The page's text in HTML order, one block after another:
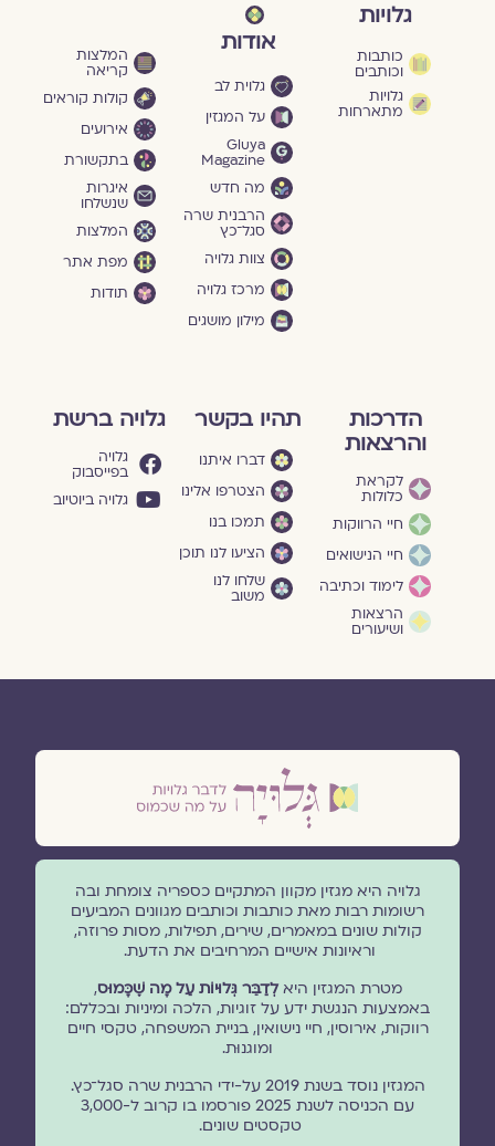
גלויות
כותבות
וכותבים
גלויות
מתארחות
אודות
גלוית לב
על המגזין
Gluya
Magazine
מה חדש
הרבנית שרה
סגל־כץ
צוות גלויה
מרכז גלויה
מילון מושגים
המלצות
קריאה
קולות קוראים
אירועים
בתקשורת
איגרות
שנשלחו
המלצות
מפת אתר
תודות
הדרכות
והרצאות
לקראת
כלולות
חיי הרווקות
חיי הנישואים
לימוד וכתיבה
הרצאות
ושיעורים
תהיו בקשר
דברו איתנו
הצטרפו אלינו
תמכו בנו
הציעו לנו תוכן
שלחו לנו
משוב
גלויה ברשת
גלויה
בפייסבוק
גלויה ביוטיוב
גלויה היא מגזין מקוון המתקיים כספריה צומחת ובה
רשומות רבות מאת כותבות וכותבים מגוונים המביעים
קולות שונים במאמרים, שירים, תפילות, מסות פרוזה,
וראיונות אישיים המרחיבים את הדעת.
מטרת המגזין היאלְדַבֵּר גְּלוּיוֹת עַל מָה שֶׁכָּמוּס,
באמצעות הנגשת ידע על זוגיות, הלכה ומיניות ובכללם:
רווקות, אירוסין, חיי נישואין, בניית המשפחה, טקסי חיים
ומוגנוּת.
המגזין נוסד בשנת 2019 על-ידי הרבנית שרה סגל־כץ.
עם הכניסה לשנת 2025 פורסמו בו קרוב ל-3,000
טקסטים שונים.